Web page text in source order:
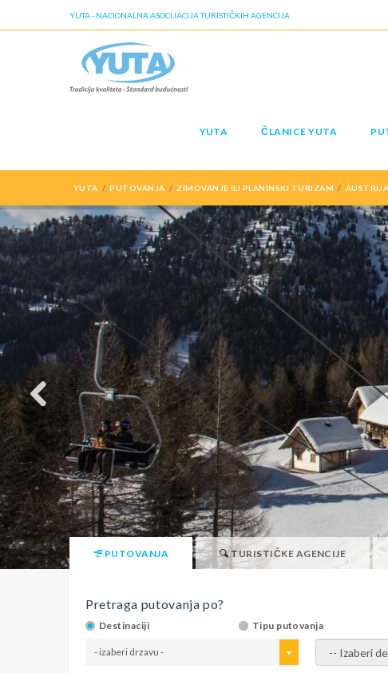
YUTA - NACIONALNA ASOCIJACIJA TURISTIČKIH AGENCIJA
YUTA ČLANICE YUTA
YUTA PUTOVANJA ZIMOVANJE ILI PLANINSKI TURIZAM
PUTOVANJA TURISTIČKE AGENCIJE
Pretraga putovanja po?
Destinaciji Tipu putovanja
- izaberi drzavu - - izaberi